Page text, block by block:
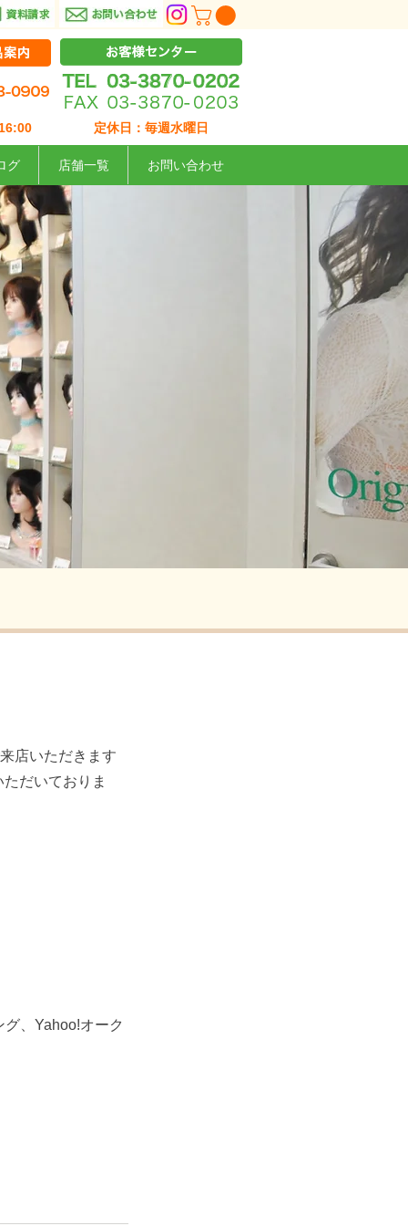
定休日：毎週水曜日
グ 店舗一覧 お問い合わせ
店いただきます
だいておりま
、Yahoo!オーク